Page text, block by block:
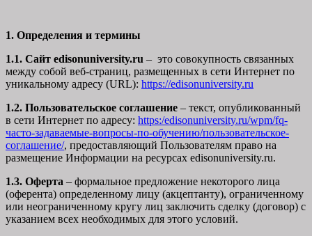
1. Определения и термины
1.1. Сайт edisonuniversity.ru – это совокупность связанных
между собой веб-страниц, размещенных в сети Интернет по
уникальному адресу (URL): https://edisonuniversity.ru
1.2. Пользовательское соглашение – текст, опубликованный
в сети Интернет по адресу: https:/edisonuniversity.ru/wpm/fq-
часто-задаваемые-вопросы-по-обучению/пользовательское-
соглашение/, предоставляющий Пользователям право на
размещение Информации на ресурсах edisonuniversity.ru.
1.3. Оферта – формальное предложение некоторого лица
(оферента) определенному лицу (акцептанту), ограниченному
или неограниченному кругу лиц заключить сделку (договор) с
указанием всех необходимых для этого условий.